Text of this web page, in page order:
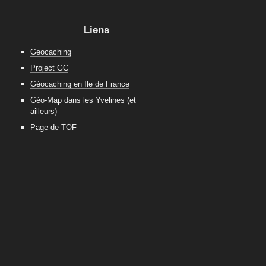
Liens
Geocaching
Project GC
Géocaching en Ile de France
Géo-Map dans les Yvelines (et
ailleurs)
Page de TOF